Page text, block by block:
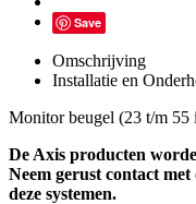
Save
Omschrijving
Installatie en
Monitor beugel (23 t/m 55
De Axis producten
Neem gerust contact
deze systemen.